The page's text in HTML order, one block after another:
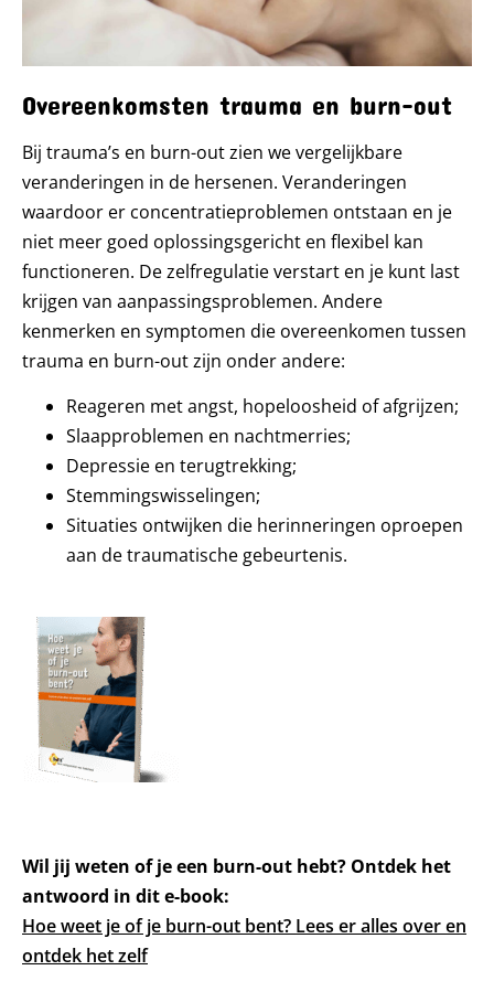
Overeenkomsten trauma en burn-out
Bij trauma’s en burn-out zien we vergelijkbare
veranderingen in de hersenen. Veranderingen
waardoor er concentratieproblemen ontstaan en je
niet meer goed oplossingsgericht en flexibel kan
functioneren. De zelfregulatie verstart en je kunt last
krijgen van aanpassingsproblemen. Andere
kenmerken en symptomen die overeenkomen tussen
trauma en burn-out zijn onder andere:
Reageren met angst, hopeloosheid of afgrijzen;
Slaapproblemen en nachtmerries;
Depressie en terugtrekking;
Stemmingswisselingen;
Situaties ontwijken die herinneringen oproepen
aan de traumatische gebeurtenis.
Wil jij weten of je een burn-out hebt? Ontdek het
antwoord in dit e-book:
Hoe weet je of je burn-out bent? Lees er alles over en
ontdek het zelf